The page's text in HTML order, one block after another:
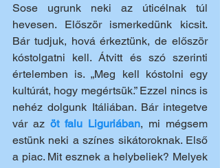
Sose ugrunk neki az úticélnak túl
hevesen. Először ismerkedünk kicsit.
Bár tudjuk, hová érkeztünk, de először
kóstolgatni kell. Átvitt és szó szerinti
értelemben is. „Meg kell kóstolni egy
kultúrát, hogy megértsük.” Ezzel nincs is
nehéz dolgunk Itáliában. Bár integetve
vár az öt falu Liguriában, mi mégsem
estünk neki a színes sikátoroknak. Első
a piac. Mit esznek a helybeliek? Melyek